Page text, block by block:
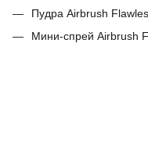
Пудра Airbrush
Мини-спрей Airbrush